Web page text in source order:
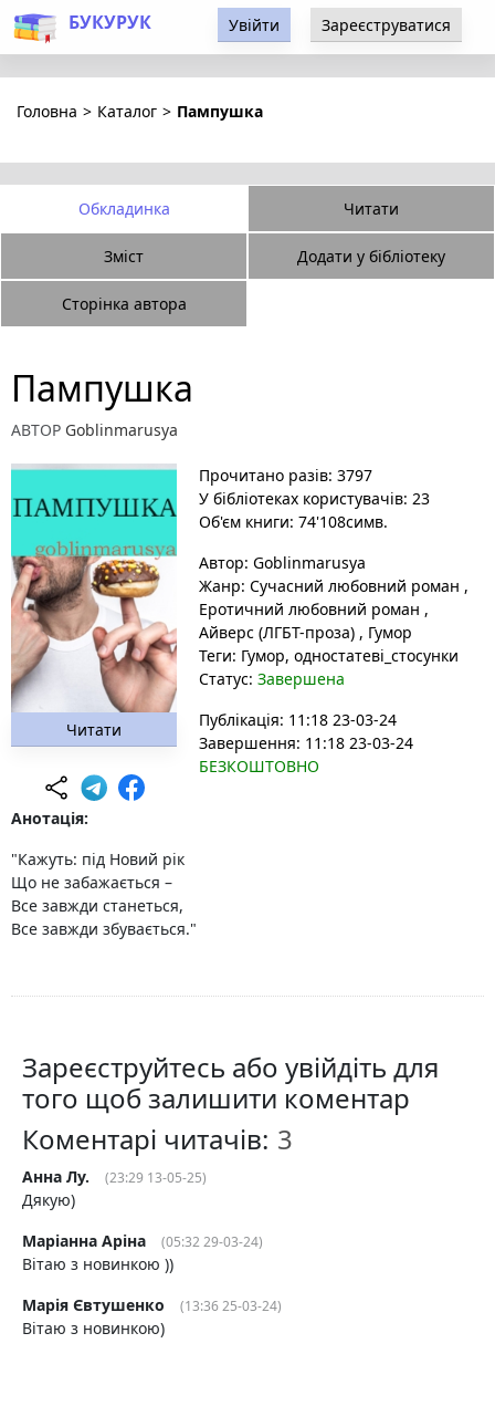
БУКУРУК Увійти Зареєструватися
Головна > Каталог > Пампушка
Обкладинка Читати
Зміст Додати у бібліотеку
Сторінка автора
Пампушка
АВТОР Goblinmarusya
Читати
Прочитано разів: 3797
У бібліотеках користувачів: 23
Об'єм книги: 74'108симв.
Автор: Goblinmarusya
Жанр: Сучасний любовний роман ,
Еротичний любовний роман ,
Айверс (ЛГБТ-проза) , Гумор
Теги: Гумор, одностатеві_стосунки
Статус: Завершена
Публікація: 11:18 23-03-24
Завершення: 11:18 23-03-24
БЕЗКОШТОВНО
Анотація:
"Кажуть: під Новий рік
Що не забажається –
Все завжди станеться,
Все завжди збувається."
Зареєструйтесь або увійдіть для
того щоб залишити коментар
Коментарі читачів:
Анна Лу. (23:29 13-05-25)
Дякую)
Маріанна Аріна
(05:32 29-03-24)
Вітаю з новинкою ))
Марія Євтушенко
(13:36 25-03-24)
Вітаю з новинкою)